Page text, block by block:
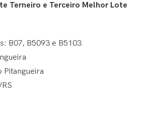
Terneiro e Terceiro Melhor Lote
B07, B5093 e B5103
Pitangueira